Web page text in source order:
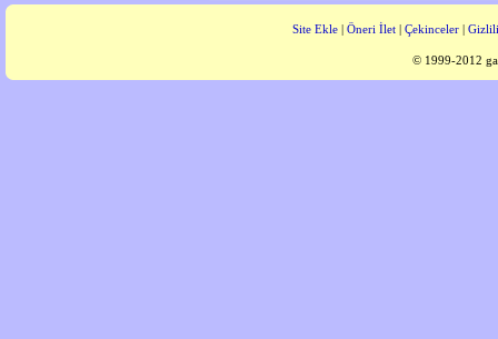
Site Ekle| Öneri İlet| Çekinceler|
© 1999-2012